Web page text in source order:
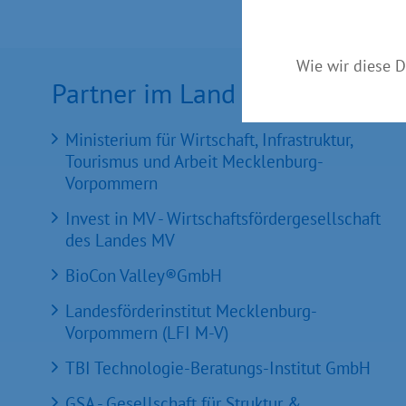
Wie wir diese
Partner im Land
Ministerium für Wirtschaft, Infrastruktur,
Tourismus und Arbeit Mecklenburg-
Vorpommern
Invest in MV - Wirtschaftsfördergesellschaft
des Landes MV
BioCon Valley®GmbH
Landesförderinstitut Mecklenburg-
Vorpommern (LFI M-V)
TBI Technologie-Beratungs-Institut GmbH